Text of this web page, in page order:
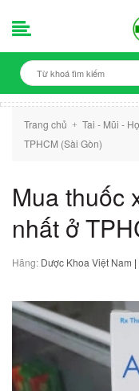
Trang chủ + Tai - Mũi -
TPHCM (Sài Gòn)
Mua thuốc
nhất ở
Hãng: Dược Khoa Việt Nam |